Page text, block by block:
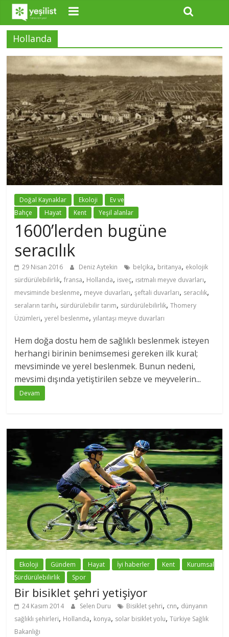
Hollanda
Doğal Kaynaklar Ekoloji
Ev ve
Bahçe
Hayat Kent Yeşil alanlar
1600’lerden bugüne
seracılık
29 Nisan 2016 Deniz Aytekin belçika, britanya, ekolojik
sürdürülebilirlik,fransa, Hollanda, isveç, ısıtmalı meyve duvarları,
mevsiminde beslenme, meyve duvarları,şeftali duvarları, seracılık,
seraların tarihi, sürdürülebilir tarım, sürdürülebilirlik,Thomery
Üzümleri,yerel beslenme,yılantaşı meyve duvarları
Hem doğa dostu hem de sağlıklı beslenmek isteyen
herhangi birinin benimsemesi gereken ilk kural;
mevsiminde ve yerel beslenmek. Bunun nedeni,
mevsimi dışında yetiştirilen sebze ve meyvelerin...
Devam
Ekoloji Gündem Hayat İyi haberler Kent
Kurumsal
Sürdürülebilirlik
Spor
Bir bisiklet şehri yetişiyor
24 Kasım 2014 Selen Duru Bisiklet şehri, cnn, dünyanın
sağlıklı şehirleri, Hollanda, konya, solar bisiklet yolu,Türkiye Sağlık
Bakanlığı